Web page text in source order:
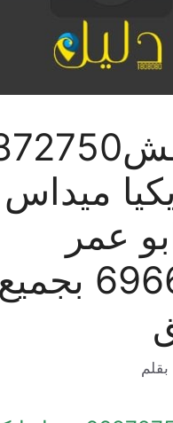
نقل
ميداس
عمر
69664373 بجميع
بقلم